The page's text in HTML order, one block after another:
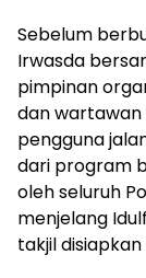
Sebelum
Irwasda
pimpinan
dan
pengguna
dari program
oleh seluruh
menjelang
takjil